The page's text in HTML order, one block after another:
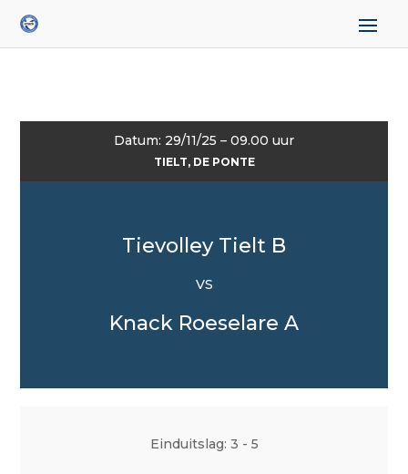
Datum: 29/11/25 – 09.00 uur
TIELT, DE PONTE
Tievolley Tielt B
VS
Knack Roeselare A
Einduitslag: 3 - 5